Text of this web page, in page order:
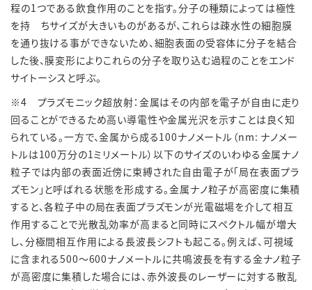
程の1つである飲食作用のことを指す。分子の種類によっては極性
を持 ちサイズが大きいものがあるが、これらは疎水性の細胞膜
を通り抜ける事ができないため、細胞表面の受容体に分子を結合
した後、膜変形によりこれらの分子を取り込む過程のことをエンド
サイトーシスと呼ぶ。
※4 プラズモニック超放射：金属はその内部を電子が自由に走り
回ることができるため高い導電性や金属光沢を示すことは良く知
られている。一方で、金属から成る100ナノメートル（nm: ナノメー
トルは100万分の1ミリメートル）以下のサイズのいわゆる金属ナノ
粒子では内部の表面近傍に束縛された自由電子が「局在表面プラ
ズモン」と呼ばれる状態を形成する。金属ナノ粒子が高密度に集積
すると、各粒子中の局在表面プラズモンが光電磁場を介して相互
作用することで光散乱効率が高まると同時にスペクトル幅が増大
し、分極間相互作用による長波長シフトも起こる。例えば、可視域
に含まれる500～600ナノメートルに共鳴波長を有する金ナノ粒子
が高密度に集積した場合には、赤外波長のレーザーに対する散乱